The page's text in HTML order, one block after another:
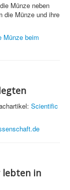
Münze neben
die Münze und ihre
Münze beim
Scientific
lebten in